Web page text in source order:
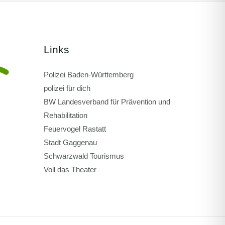
Links
Polizei Baden-Württemberg
polizei für dich
BW Landesverband für Prävention und
Rehabilitation
Feuervogel Rastatt
Stadt Gaggenau
Schwarzwald Tourismus
Voll das Theater